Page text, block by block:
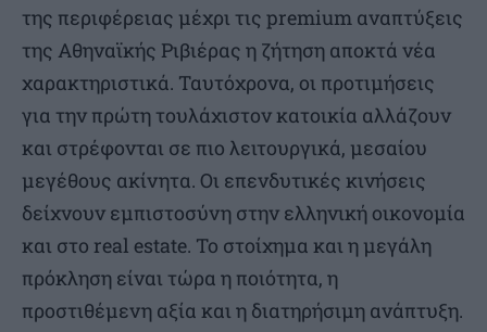
της περιφέρειας μέχρι τις premium αναπτύξεις
της Αθηναϊκής Ριβιέρας η ζήτηση αποκτά νέα
χαρακτηριστικά. Ταυτόχρονα, οι προτιμήσεις
για την πρώτη τουλάχιστον κατοικία αλλάζουν
και στρέφονται σε πιο λειτουργικά, μεσαίου
μεγέθους ακίνητα. Οι επενδυτικές κινήσεις
δείχνουν εμπιστοσύνη στην ελληνική οικονομία
και στο real estate. Το στοίχημα και η μεγάλη
πρόκληση είναι τώρα η ποιότητα, η
προστιθέμενη αξία και η διατηρήσιμη ανάπτυξη.